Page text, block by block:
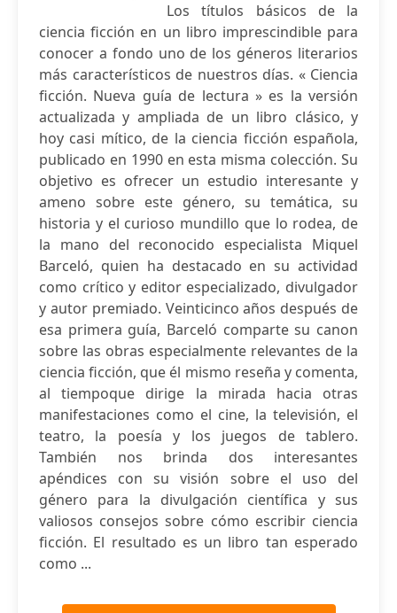
Los títulos básicos de la
ciencia ficción en un libro imprescindible para
conocer a fondo uno de los géneros literarios
más característicos de nuestros días. « Ciencia
ficción. Nueva guía de lectura » es la versión
actualizada y ampliada de un libro clásico, y
hoy casi mítico, de la ciencia ficción española,
publicado en 1990 en esta misma colección. Su
objetivo es ofrecer un estudio interesante y
ameno sobre este género, su temática, su
historia y el curioso mundillo que lo rodea, de
la mano del reconocido especialista Miquel
Barceló, quien ha destacado en su actividad
como crítico y editor especializado, divulgador
y autor premiado. Veinticinco años después de
esa primera guía, Barceló comparte su canon
sobre las obras especialmente relevantes de la
ciencia ficción, que él mismo reseña y comenta,
al tiempoque dirige la mirada hacia otras
manifestaciones como el cine, la televisión, el
teatro, la poesía y los juegos de tablero.
También nos brinda dos interesantes
apéndices con su visión sobre el uso del
género para la divulgación científica y sus
valiosos consejos sobre cómo escribir ciencia
ficción. El resultado es un libro tan esperado
como ...